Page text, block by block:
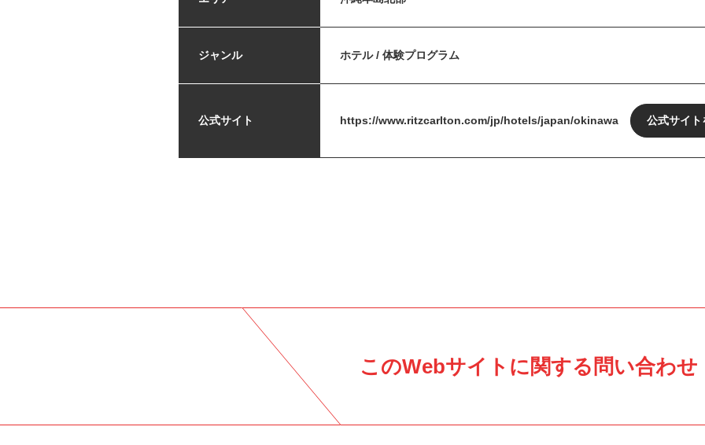
ジャンル ホテル / 体験プログラム
公式サイト https://www.ritzcarlton.com/jp/hotels/japan/okinawa 公式サイト
このWebサイトに関する問い合わせ